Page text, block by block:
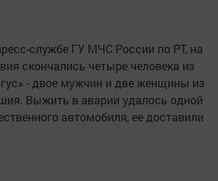
службе ГУ МЧС России по РТ, на
скончались четыре человека из
- двое мужчин и две женщины из
Выжить в аварии удалось одной
автомобиля, ее доставили